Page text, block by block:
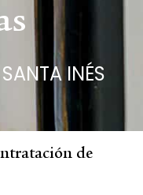
INÉS
de